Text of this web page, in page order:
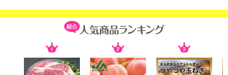
内容量 500g
保存方法：-18℃以下で保存ください。
・賞味期限：出荷日から30日以上
・原産国（最終加工地）：中国